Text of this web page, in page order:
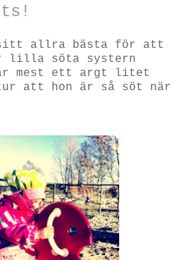
allra bästa för att
lilla söta systern
mest ett argt litet
att hon är så söt när